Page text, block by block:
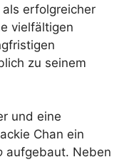
erfolgreicher
vielfältigen
zu seinem
und eine
Chan ein
aufgebaut. Neben